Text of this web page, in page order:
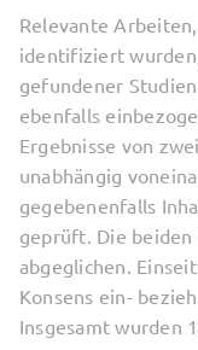
Relevante
identifiziert
gefundener
ebenfalls
Ergebnisse von
unabhängig
gegebenenfalls
geprüft. Die
abgeglichen.
Konsens ein-
Insgesamt wurden